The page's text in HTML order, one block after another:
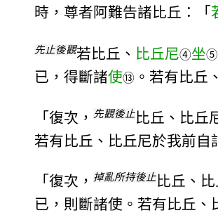
時，尊者阿難告諸比丘：「
先止後觀若比丘、 比丘尼④坐⑤
已，得斷諸使⑬ 。若有比丘
「復次， 先觀後止比丘、比丘
若有比丘、比丘尼於我前自
「復次， 掉亂所持後止比丘、
已，則斷諸使。若有比丘、